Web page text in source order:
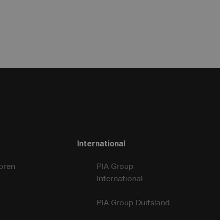
International
PIA Group
International
PIA Group Duitsland